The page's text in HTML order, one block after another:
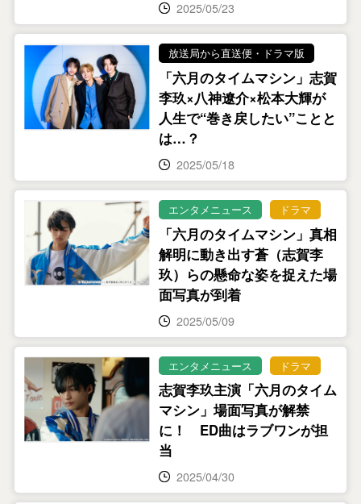
2025/05/23
放送局から直送便・ドラマ版
「六月のタイムマシン」志賀
李玖×八神遼介×松本大輝が
人生で“巻き戻したい”ことと
は…？
2025/05/18
エンタメニュース ドラマ
「六月のタイムマシン」真相
解明に動き出す蒼（志賀李
玖）らの懸命な姿を捉えた場
面写真が到着
2025/05/09
エンタメニュース ドラマ
志賀李玖主演「六月のタイム
マシン」場面写真が解禁
に！ ED曲はラブワンが担
当
2025/04/30